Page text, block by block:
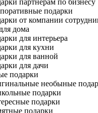
партнерам по бизнесу
подарки
от компании
дома
для интерьера
для кухни
для ванной
для дачи
подарки
необыные
подарки
подарки
подарки